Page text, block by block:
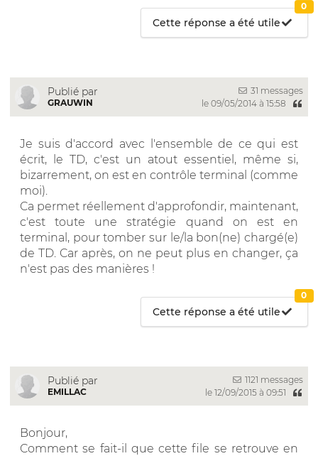
Cette réponse a été utile
0
Publié par
GRAUWIN
31 messages
le 09/05/2014 à 15:58
Je suis d'accord avec l'ensemble de ce qui est
écrit, le TD, c'est un atout essentiel, même si,
bizarrement, on est en contrôle terminal (comme
moi).
Ca permet réellement d'approfondir, maintenant,
c'est toute une stratégie quand on est en
terminal, pour tomber sur le/la bon(ne) chargé(e)
de TD. Car après, on ne peut plus en changer, ça
n'est pas des manières !
Cette réponse a été utile
0
Publié par
EMILLAC
1121 messages
le 12/09/2015 à 09:51
Bonjour,
Comment se fait-il que cette file se retrouve en